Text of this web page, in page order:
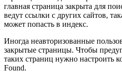
главная страница закрыта для
ведут ссылки с других сайтов,
может попасть в индекс.
Иногда неавторизованные
закрытые страницы. Чтобы
таких страниц нужно настроить
Found.